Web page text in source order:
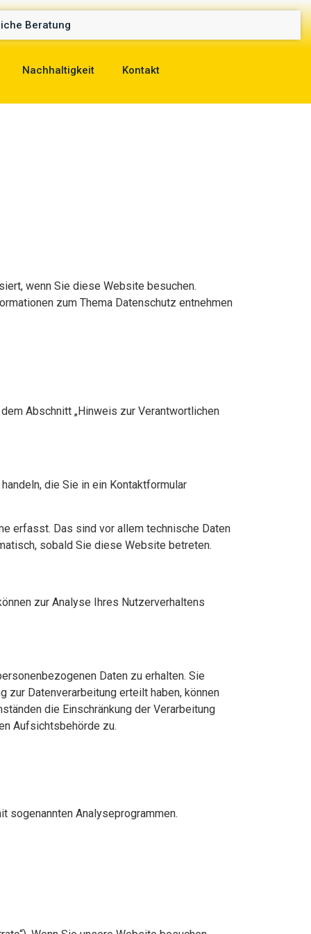
Beratung
Nachhaltigkeit Kontakt
wenn Sie diese Website besuchen.
zum Thema Datenschutz entnehmen
Abschnitt „Hinweis zur Verantwortlichen
die Sie in ein Kontaktformular
erfasst. Das sind vor allem technische Daten
sobald Sie diese Website betreten.
zur Analyse Ihres Nutzerverhaltens
Daten zu erhalten. Sie
zur Datenverarbeitung erteilt haben, können
die Einschränkung der Verarbeitung
Aufsichtsbehörde zu.
sogenannten Analyseprogrammen.